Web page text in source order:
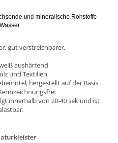
und mineralische Rohstoffe
gut verstreichbarer,
aushärtend
und Textilien
hergestellt auf der Basis
innerhalb von 20-40 sek und ist